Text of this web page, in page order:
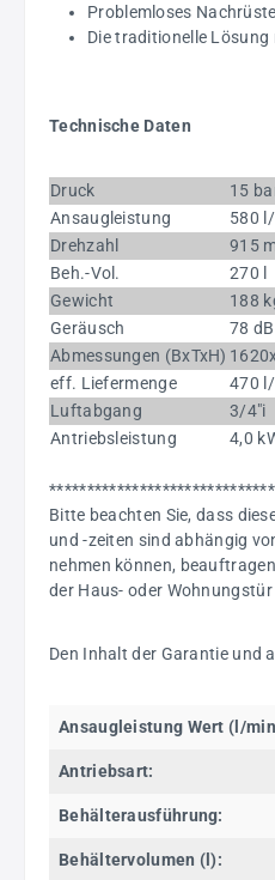
Problemloses
Die traditionelle
Technische Daten
Druck
15
Ansaugleistung
580
Drehzahl
915
Beh.-Vol.
270 l
Gewicht
188
Geräusch
78
Abmessungen (BxTxH)
eff. Liefermenge
470
Luftabgang
3/4"i
Antriebsleistung
4,0
Bitte beachten Sie, dass
und -zeiten sind abhängig
nehmen können,
der Haus- oder
Den Inhalt der Garantie und
Ansaugleistung Wert (l/
Antriebsart:
Behälterausführung:
Behältervolumen (l):